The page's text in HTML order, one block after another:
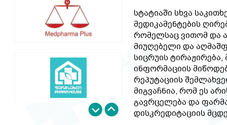
სტატიაში სხვა
მედიკამენტების
რომელსაც ვითომ და
მიუღებელი და
სიცრუის
ინფორმაციის
რეპუტაციის
მიგვაჩნია, რომ ეს
გავრცელება და
დისკრედიტაციის